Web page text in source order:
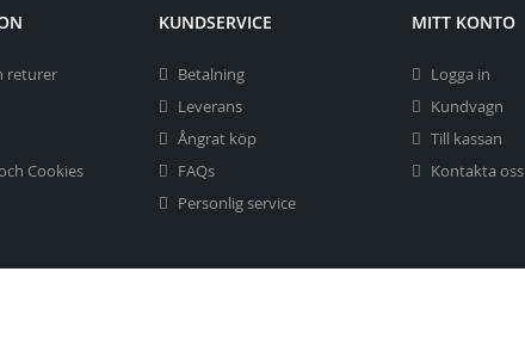
returer
Cookies
KUNDSERVICE
Betalning
Leverans
Ångrat köp
FAQs
Personlig service
MITT KONTO
Logga in
Kundvagn
Till kassan
Kontakta oss